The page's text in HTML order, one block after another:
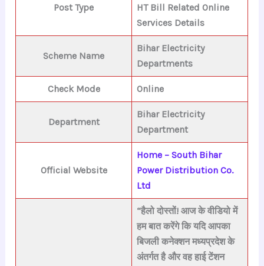
Post Type
HT Bill Related Online
Services Details
Scheme Name
Bihar Electricity
Departments
Check Mode Online
Department
Bihar Electricity
Department
Official Website
Home – South Bihar
Power Distribution Co.
Ltd
“हैलो दोस्तों! आज के वीडियो में
हम बात करेंगे कि यदि आपका
बिजली कनेक्शन मध्यप्रदेश के
अंतर्गत है और वह हाई टेंशन